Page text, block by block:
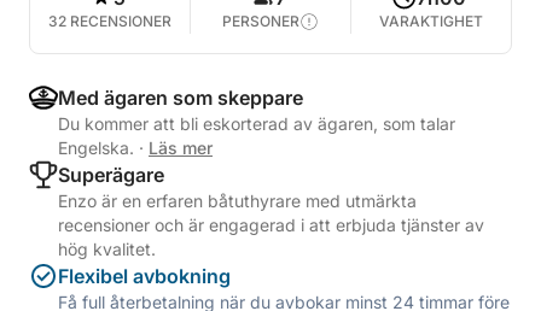
32 RECENSIONER PERSONER VARAKTIGHET
Med ägaren som skeppare
Du kommer att bli eskorterad av ägaren, som talar
Engelska. · Läs mer
Superägare
Enzo är en erfaren båtuthyrare med utmärkta
recensioner och är engagerad i att erbjuda tjänster av
hög kvalitet.
Flexibel avbokning
Få full återbetalning när du avbokar minst 24 timmar före